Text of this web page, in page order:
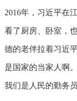
2016年，习近平在
看了厨房、卧室，
德的老伴拉着习近
是国家的当家人啊
我们是人民的勤务